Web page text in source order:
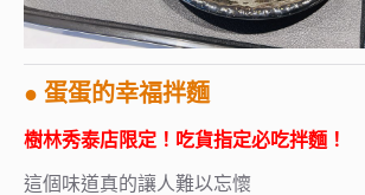
● 蛋蛋的幸福拌麵
樹林秀泰店限定！吃貨指定必吃拌麵！
這個味道真的讓人難以忘懷